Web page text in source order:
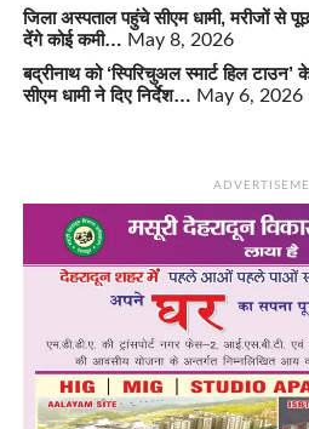
जिला अस्पताल पहुंचे सीएम धामी, मरीजों से
देंगे कोई कमी… May 8, 2026
बद्रीनाथ को ‘स्पिरिचुअल स्मार्ट हिल
सीएम धामी ने दिए निर्देश… May 6, 2026